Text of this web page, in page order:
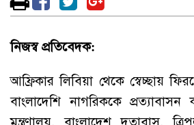
নিজস্ব প্রতিবেদক:
আফ্রিকার লিবিয়া থেকে স্বেচ্ছায়
বাংলাদেশি নাগরিককে প্রত্যাবাসন